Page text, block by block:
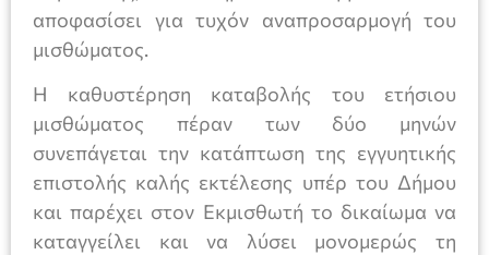
αποφασίσει για τυχόν αναπροσαρμογή του
μισθώματος.
Η καθυστέρηση καταβολής του ετήσιου
μισθώματος πέραν των δύο μηνών
συνεπάγεται την κατάπτωση της εγγυητικής
επιστολής καλής εκτέλεσης υπέρ του Δήμου
και παρέχει στον Εκμισθωτή το δικαίωμα να
καταγγείλει και να λύσει μονομερώς τη